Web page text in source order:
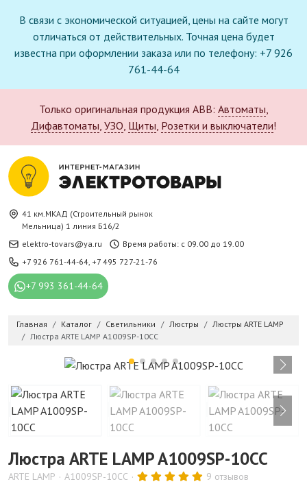
В связи с экономической ситуацией, цены на сайте могут
отличаться от действительных. Точная цена будет
известна при оформлении заказа или по телефону: +7 926
761-44-64
Только оригинальная продукция ABB: Автоматы,
Дифавтоматы, УЗО, Щиты, Розетки и выключатели!
41 км.МКАД (Строительный рынок
Мельница) 1 линия Б16/2
elektro-tovars@ya.ru
Время работы: с 09.00 до 19.00
+7 926 761-44-64, +7 495 727-21-76
+7 993 361-44-64
Главная Каталог Светильники Люстры
Люстры ARTE LAMP
Люстра ARTE LAMP A1009SP-10CC
Люстра ARTE LAMP A1009SP-10CC
ARTE LAMP A1009SP-10CC 9 отзывов